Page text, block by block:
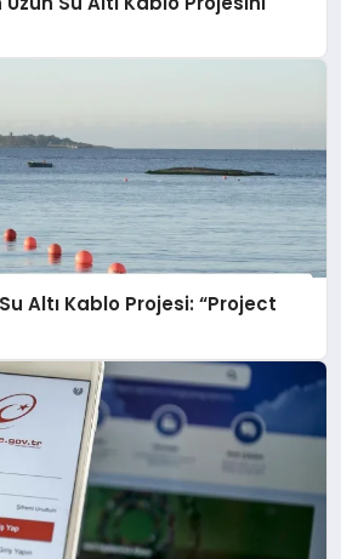
Altı Kablo Projesi: “Project